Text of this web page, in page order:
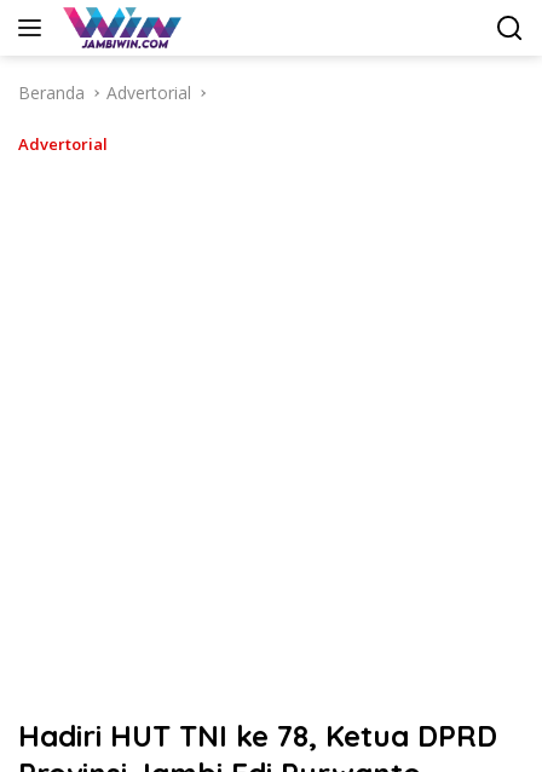
Langsung
Beranda
Advertorial
Advertorial
Hadiri HUT TNI ke 78, Ketua DPRD